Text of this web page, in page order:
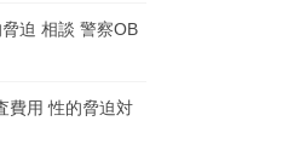
迫 相談 警察OB
費用 性的脅迫対